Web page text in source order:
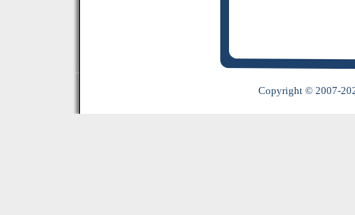
Copyright © 2007-